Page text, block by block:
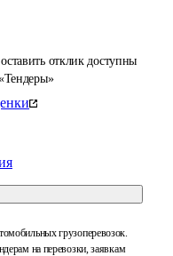
отклик доступны
грузоперевозок.
на перевозки, заявкам